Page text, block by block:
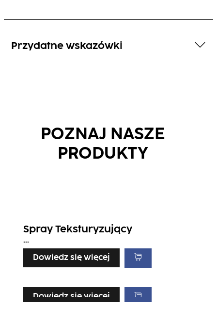
Przydatne wskazówki
POZNAJ NASZE
PRODUKTY
Spray Teksturyzujący
...
Dowiedz się więcej
Dowiedz się więcej